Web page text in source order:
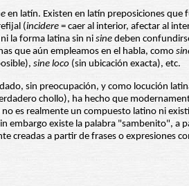
en latín. Existen en latín preposiciones
(incidere = caer al interior, afectar al
la forma latina sin ni sine deben
que aún empleamos en el habla, como
sine loco (sin ubicación exacta), etc.
sin preocupación, y como locución
chollo), ha hecho que
es realmente un compuesto latino ni
existe la palabra "sambenito", a
creadas a partir de frases o expresiones